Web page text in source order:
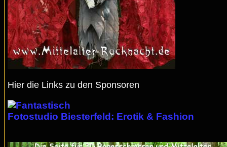
Hier die Links zu den Sponsoren
Fotostudio Biesterfeld: Erotik & Fashion